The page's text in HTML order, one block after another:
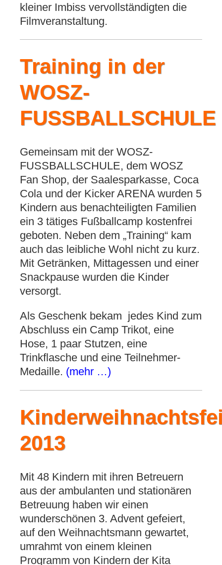
kleiner Imbiss vervollständigten die
Filmveranstaltung.
Training in der
WOSZ-
FUSSBALLSCHULE
Gemeinsam mit der WOSZ-
FUSSBALLSCHULE, dem WOSZ
Fan Shop, der Saalesparkasse, Coca
Cola und der Kicker ARENA wurden 5
Kindern aus benachteiligten Familien
ein 3 tätiges Fußballcamp kostenfrei
geboten. Neben dem „Training“ kam
auch das leibliche Wohl nicht zu kurz.
Mit Getränken, Mittagessen und einer
Snackpause wurden die Kinder
versorgt.
Als Geschenk bekam jedes Kind zum
Abschluss ein Camp Trikot, eine
Hose, 1 paar Stutzen, eine
Trinkflasche und eine Teilnehmer-
Medaille. (mehr …)
2013
Mit 48 Kindern mit ihren Betreuern
aus der ambulanten und stationären
Betreuung haben wir einen
wunderschönen 3. Advent gefeiert,
auf den Weihnachtsmann gewartet,
umrahmt von einem kleinen
Programm von Kindern der Kita